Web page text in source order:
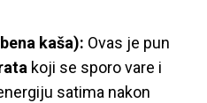
kaša): Ovas je pun
koji se sporo vare i
satima nakon